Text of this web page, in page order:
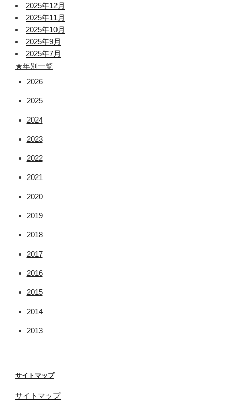
2025年12月
2025年11月
2025年10月
2025年9月
2025年7月
★年別一覧
2026
2025
2024
2023
2022
2021
2020
2019
2018
2017
2016
2015
2014
2013
サイトマップ
サイトマップ